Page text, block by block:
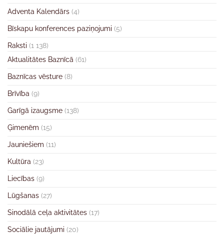
Adventa Kalendārs (4)
Bīskapu konferences paziņojumi (5)
Raksti (1 138)
Aktualitātes Baznīcā (61)
Baznīcas vēsture (8)
Brīvība (9)
Garīgā izaugsme (138)
Ģimenēm (15)
Jauniešiem (11)
Kultūra (23)
Liecības (9)
Lūgšanas (27)
Sinodālā ceļa aktivitātes (17)
Sociālie jautājumi (20)